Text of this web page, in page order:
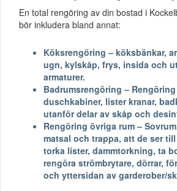
En total rengöring av din bostad i
bör inkludera bland annat:
Köksrengöring – köksbänkar,
ugn, kylskåp, frys, insida och
armaturer.
Badrumsrengöring –
duschkabiner, lister kranar,
utanför delar av skåp och
Rengöring övriga rum –
matsal och trappa, att de ser
torka lister, dammtorkning, ta
rengöra strömbrytare, dörrar,
och yttersidan av garderober/